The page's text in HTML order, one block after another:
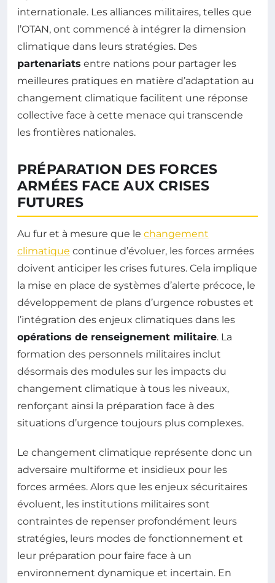
internationale. Les alliances militaires, telles que
l’OTAN, ont commencé à intégrer la dimension
climatique dans leurs stratégies. Des
partenariats entre nations pour partager les
meilleures pratiques en matière d’adaptation au
changement climatique facilitent une réponse
collective face à cette menace qui transcende
les frontières nationales.
PRÉPARATION DES FORCES
ARMÉES FACE AUX CRISES
FUTURES
Au fur et à mesure que le changement
climatique continue d’évoluer, les forces armées
doivent anticiper les crises futures. Cela implique
la mise en place de systèmes d’alerte précoce, le
développement de plans d’urgence robustes et
l’intégration des enjeux climatiques dans les
opérations de renseignement militaire. La
formation des personnels militaires inclut
désormais des modules sur les impacts du
changement climatique à tous les niveaux,
renforçant ainsi la préparation face à des
situations d’urgence toujours plus complexes.
Le changement climatique représente donc un
adversaire multiforme et insidieux pour les
forces armées. Alors que les enjeux sécuritaires
évoluent, les institutions militaires sont
contraintes de repenser profondément leurs
stratégies, leurs modes de fonctionnement et
leur préparation pour faire face à un
environnement dynamique et incertain. En